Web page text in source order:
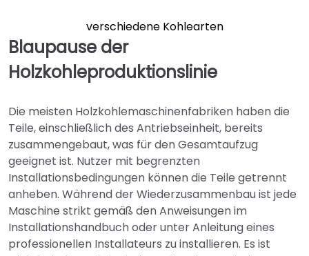
verschiedene Kohlearten
Blaupause der
Holzkohleproduktionslinie
Die meisten Holzkohlemaschinenfabriken haben die
Teile, einschließlich des Antriebseinheit, bereits
zusammengebaut, was für den Gesamtaufzug
geeignet ist. Nutzer mit begrenzten
Installationsbedingungen können die Teile getrennt
anheben. Während der Wiederzusammenbau ist jede
Maschine strikt gemäß den Anweisungen im
Installationshandbuch oder unter Anleitung eines
professionellen Installateurs zu installieren. Es ist